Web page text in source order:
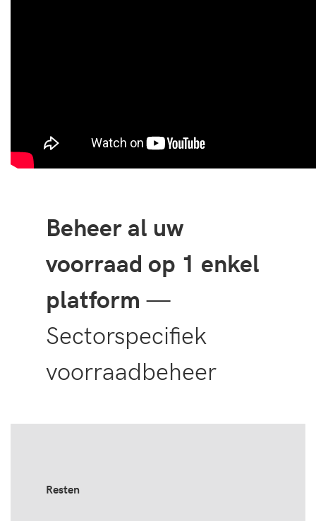
Beheer al uw
voorraad op 1 enkel
platform —
Sectorspecifiek
voorraadbeheer
Resten